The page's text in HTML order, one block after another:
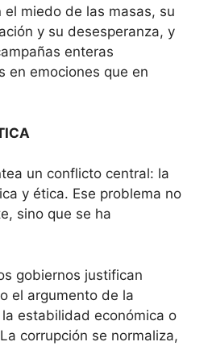
el miedo de las masas, su
y su desesperanza, y
enteras
en emociones que en
un conflicto central: la
y ética. Ese problema no
sino que se ha
gobiernos justifican
el argumento de la
estabilidad económica o
corrupción se normaliza,